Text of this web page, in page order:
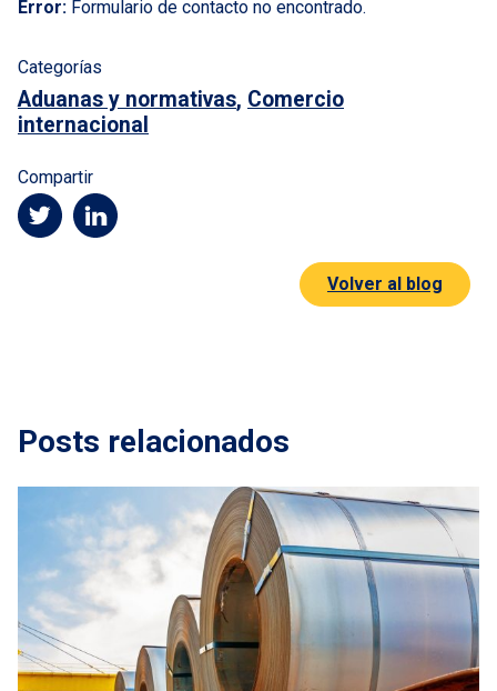
Error: Formulario de contacto no encontrado.
Categorías
Aduanas y normativas, Comercio
internacional
Compartir
Volver al blog
Posts relacionados